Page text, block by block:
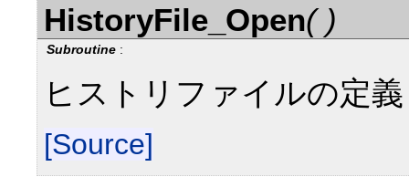
HistoryFile_Open( )
Subroutine :
ヒストリファイルの定義
[Source]